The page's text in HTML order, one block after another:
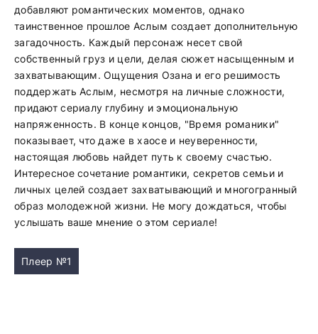
добавляют романтических моментов, однако
таинственное прошлое Аслым создает дополнительную
загадочность. Каждый персонаж несет свой
собственный груз и цели, делая сюжет насыщенным и
захватывающим. Ощущения Озана и его решимость
поддержать Аслым, несмотря на личные сложности,
придают сериалу глубину и эмоциональную
напряженность. В конце концов, "Время романики"
показывает, что даже в хаосе и неуверенности,
настоящая любовь найдет путь к своему счастью.
Интересное сочетание романтики, секретов семьи и
личных целей создает захватывающий и многогранный
образ молодежной жизни. Не могу дождаться, чтобы
услышать ваше мнение о этом сериале!
Плеер №1